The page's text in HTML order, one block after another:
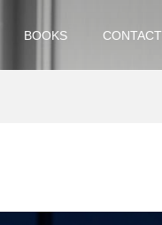
BOOKS CONTACT